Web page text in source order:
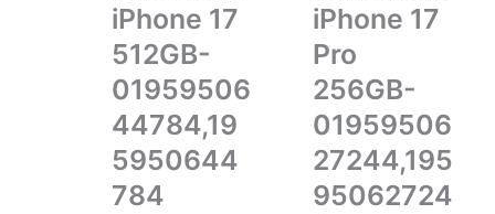
iPhone 17
512GB-
01959506
44784,19
5950644
784
iPhone 17
Pro
256GB-
01959506
27244,195
95062724